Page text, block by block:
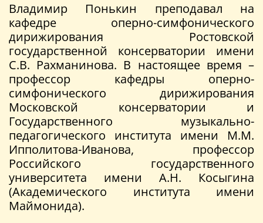
Владимир Понькин преподавал на
кафедре оперно-симфонического
дирижирования Ростовской
государственной консерватории имени
С.В. Рахманинова. В настоящее время –
профессор кафедры оперно-
симфонического дирижирования
Московской консерватории и
Государственного музыкально-
педагогического института имени М.М.
Ипполитова-Иванова, профессор
Российского государственного
университета имени А.Н. Косыгина
(Академического института имени
Маймонида).